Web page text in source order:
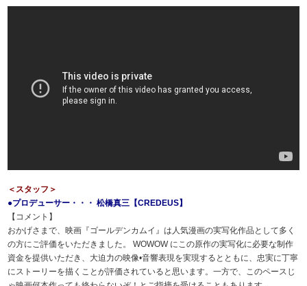
＜スタッフ＞
●プロデューサー・・・ 松橋真三【CREDEUS】
【コメント】
おかげさまで、映画『ゴールデンカムイ』は人気漫画の実写化作品として多く
の方にご評価をいただきました。 WOWOW にこの原作の実写化に必要な制作
資金を提供いただき、大迫力の映像•音響表現を実現するとともに、忠実に丁寧
にストーリーを描くことが評価されていると思います。一方で、このペースじ